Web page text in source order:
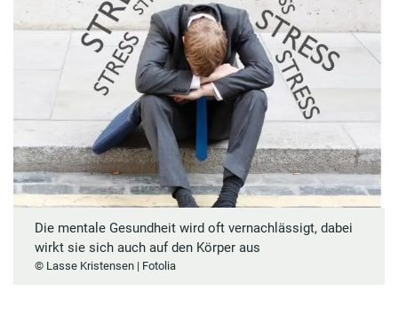
Die mentale Gesundheit wird oft vernachlässigt, dabei
wirkt sie sich auch auf den Körper aus
© Lasse Kristensen | Fotolia